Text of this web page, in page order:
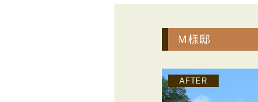
Ｍ様邸
AFTER